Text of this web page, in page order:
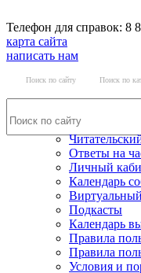
Телефон для справок: 8
карта сайта
написать нам
Поиск по сайту Поиск по
Ответы на
Личный
Календарь
Подкасты
Календарь
Правила
Правила
Условия и